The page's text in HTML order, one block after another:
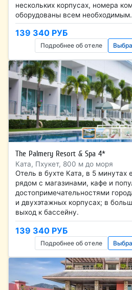
нескольких корпусах, номера
оборудованы всем необходимым.
139 340 РУБ
Подробнее об отеле
The Palmery Resort & Spa 4*
Ката, Пхукет, 800 м до моря
Отель в бухте Ката, в 5 минутах
рядом с магазинами, кафе и
достопримечательностями
и двухэтажных корпусах; в
выход к бассейну.
139 340 РУБ
Подробнее об отеле